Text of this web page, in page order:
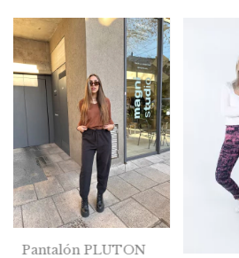
Pantalón PLUTON